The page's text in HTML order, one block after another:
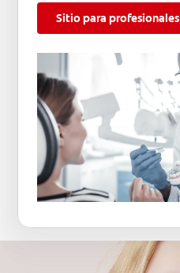
Sitio para profesionales